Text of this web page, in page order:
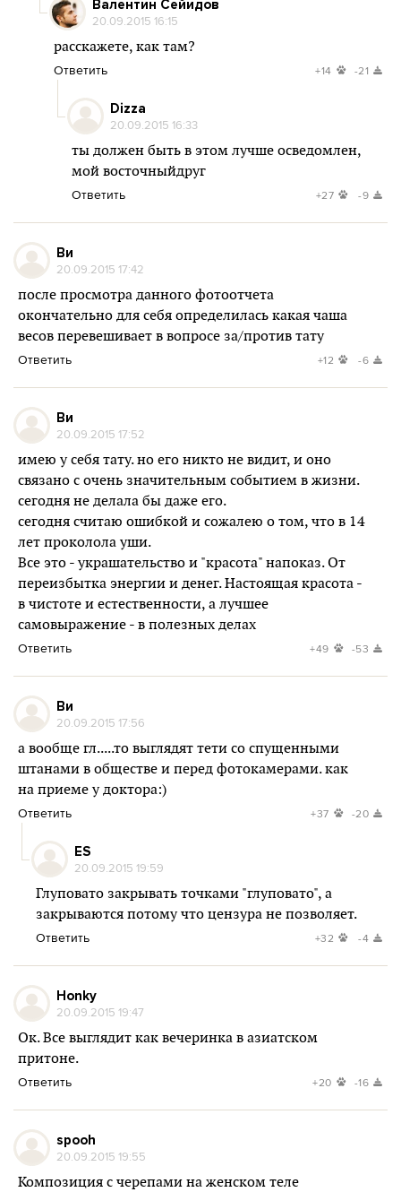
Валентин Сейидов
20.09.2015 16:15
расскажете, как там?
Ответить +14 -21
Dizza
20.09.2015 16:33
ты должен быть в этом лучше осведомлен,
мой восточныйдруг
Ответить +27 -9
Ви
20.09.2015 17:42
после просмотра данного фотоотчета
окончательно для себя определилась какая чаша
весов перевешивает в вопросе за/против тату
Ответить +12 -6
Ви
20.09.2015 17:52
имею у себя тату. но его никто не видит, и оно
связано с очень значительным событием в жизни.
сегодня не делала бы даже его.
сегодня считаю ошибкой и сожалею о том, что в 14
лет проколола уши.
Все это - украшательство и "красота" напоказ. От
переизбытка энергии и денег. Настоящая красота -
в чистоте и естественности, а лучшее
самовыражение - в полезных делах
Ответить +49 -53
Ви
20.09.2015 17:56
а вообще гл.....то выглядят тети со спущенными
штанами в обществе и перед фотокамерами. как
на приеме у доктора:)
Ответить +37 -20
ES
20.09.2015 19:59
Глуповато закрывать точками "глуповато", а
закрываются потому что цензура не позволяет.
Ответить +32 -4
Honky
20.09.2015 19:47
Ок. Все выглядит как вечеринка в азиатском
притоне.
Ответить +20 -16
spooh
20.09.2015 19:55
Композиция с черепами на женском теле